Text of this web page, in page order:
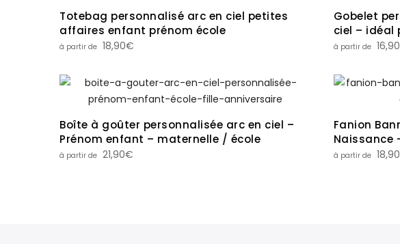
Totebag personnalisé arc en ciel petites
affaires enfant prénom école
18,90€
Gobelet
ciel – idéal
16,90
Boîte à goûter personnalisée arc en ciel –
Prénom enfant – maternelle / école
21,90€
Fanion
Naissance
en-Ciel,18,90